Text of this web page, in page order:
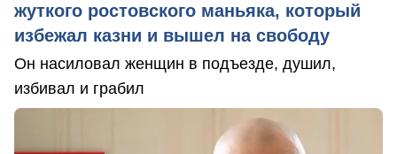
жуткого ростовского маньяка, который
избежал казни и вышел на свободу
Он насиловал женщин в подъезде, душил,
избивал и грабил